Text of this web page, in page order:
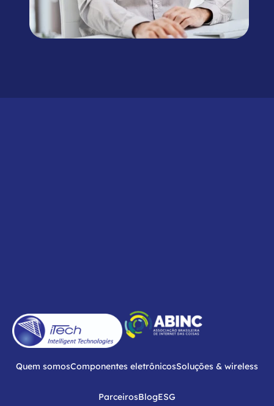
Quem somosComponentes eletrônicosSoluções & wireless
ParceirosBlogESG